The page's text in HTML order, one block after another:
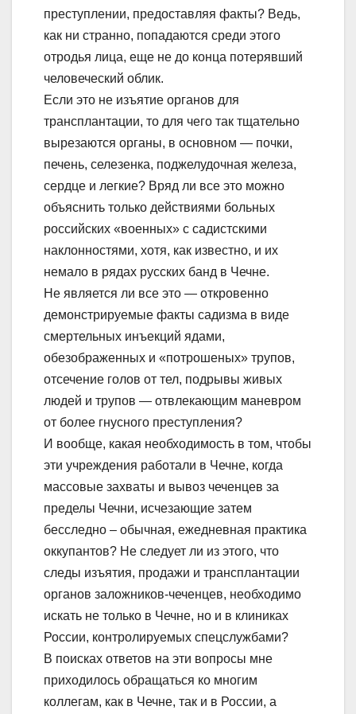
преступлении, предоставляя факты? Ведь,
как ни странно, попадаются среди этого
отродья лица, еще не до конца потерявший
человеческий облик.
Если это не изъятие органов для
трансплантации, то для чего так тщательно
вырезаются органы, в основном — почки,
печень, селезенка, поджелудочная железа,
сердце и легкие? Вряд ли все это можно
объяснить только действиями больных
российских «военных» с садистскими
наклонностями, хотя, как известно, и их
немало в рядах русских банд в Чечне.
Не является ли все это — откровенно
демонстрируемые факты садизма в виде
смертельных инъекций ядами,
обезображенных и «потрошеных» трупов,
отсечение голов от тел, подрывы живых
людей и трупов — отвлекающим маневром
от более гнусного преступления?
И вообще, какая необходимость в том, чтобы
эти учреждения работали в Чечне, когда
массовые захваты и вывоз чеченцев за
пределы Чечни, исчезающие затем
бесследно – обычная, ежедневная практика
оккупантов? Не следует ли из этого, что
следы изъятия, продажи и трансплантации
органов заложников-чеченцев, необходимо
искать не только в Чечне, но и в клиниках
России, контролируемых спецслужбами?
В поисках ответов на эти вопросы мне
приходилось обращаться ко многим
коллегам, как в Чечне, так и в России, а